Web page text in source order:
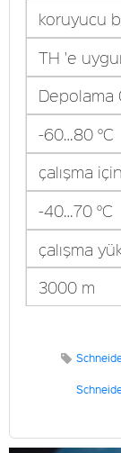
koruyucu
TH 'e
Depolama
-60…80 °C
çalışma
-40…70 °C
çalışma
3000 m